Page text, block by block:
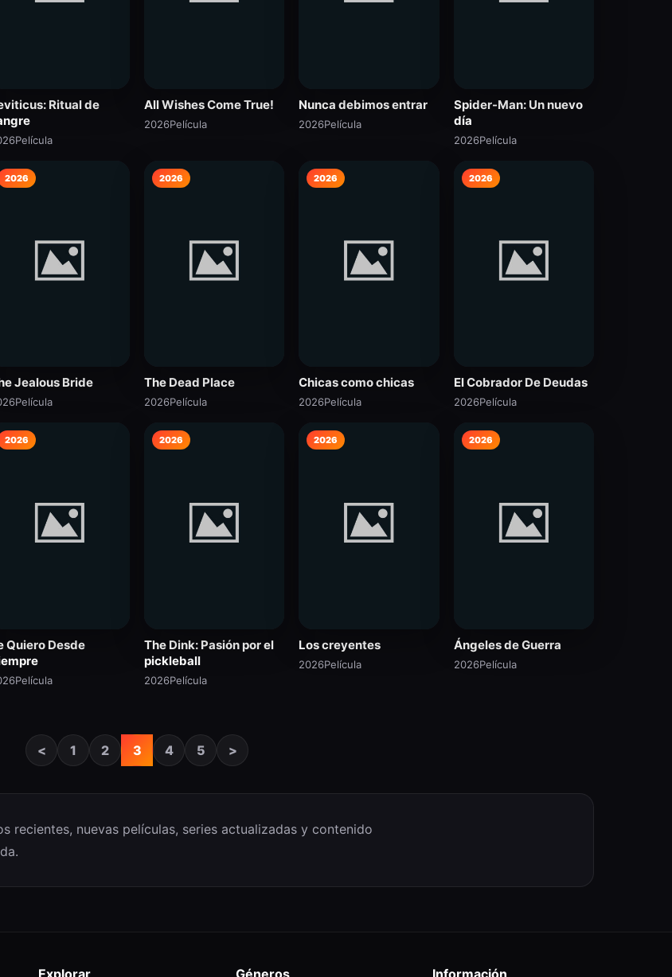
Ritual de
Película
All Wishes Come True!
2026Película
Nunca debimos entrar
2026Película
Spider-Man: Un nuevo
día
2026Película
2026
Jealous Bride
Película
2026
The Dead Place
2026Película
2026
Chicas como chicas
2026Película
2026
El Cobrador De Deudas
2026Película
2026
Quiero Desde
Película
2026
The Dink: Pasión por el
pickleball
2026Película
2026
Los creyentes
2026Película
2026
Ángeles de Guerra
2026Película
< 1 2 3 4 5 >
recientes, nuevas películas, series actualizadas y contenido